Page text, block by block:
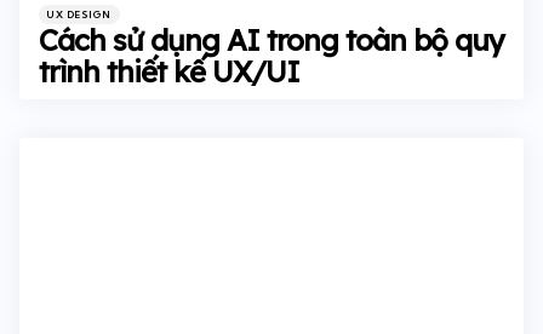
Categories
Posted
in
UX DESIGN
Cách sử dụng AI trong toàn bộ quy
trình thiết kế UX/UI